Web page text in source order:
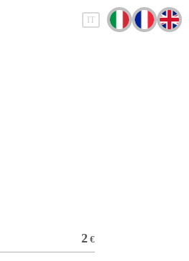
IT
2€